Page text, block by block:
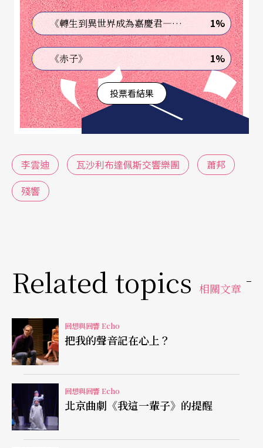
前述的結果就來自於演奏家臨場的演出過程，而這
個過程則是由演奏家許許多多前置（preset）與立
即（instant）的決定所累積的。以一首鋼琴協奏曲
的演出爲例，較爲顯而易見的決定如所選擇的鋼
琴、鋼琴放置的位置與樂團的位置、在空的音樂廳
排練所得到的音響與實際演出時的觀衆人數對於音
響的影響、音樂廳舞台的溫度、燈光等等外部因
素；而「當下」由演奏者所主動決定的有：時間感
與運動感的維持恆常與加以改變、演奏者的危機處
理方式──這裡所說的危機處理泛指面對不同於前
的決定。
討論了這個部分，讓我們打開記憶的音樂盒，想想
李雲迪。
在外部因素中，李雲迪所選擇的史坦威鋼琴屬於當
週音樂廳琴庫較不令演奏者費力便可發出聲音的一
部琴。就筆者自己的經驗而言，琴號220的史坦威確
是一部年資久、槌頭磨損程度較多的史坦威，比起
《轉生到異世界成為嘉慶君—發現我的祖先是詐騙集團!?》 1%
《赤子》 1%
投票看結果
李雲迪 瓦沙利布達佩斯交響樂團
蕭邦
殘響
Related topics 相關文章
回想與回響 Echo
把我的聲音記在心上？
回想與回響 Echo
北京曲劇《我這一輩子》的提醒